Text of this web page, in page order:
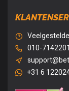
010-7142201
+31 6